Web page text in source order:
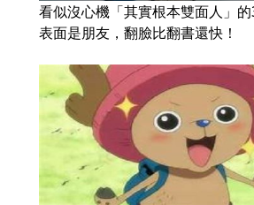
看似沒心機「其實根本雙面人」
表面是朋友，翻臉比翻書還快！